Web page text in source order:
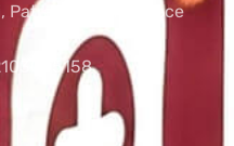
Patras, 26221, Greece